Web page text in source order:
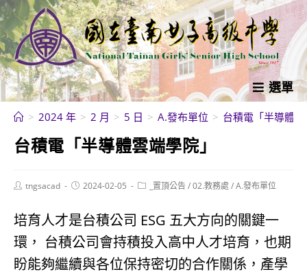
跳
轉
至
主
要
內
選單
> 2024 年 > 2 月 > 5 日 > A.發布單位 > 台積電「半導體
台積電「半導體雲端學院」
Posttngsacad
Post2024-02-05
Post _置頂公告/02.教務處 /A.發布單位
培育人才是台積公司 ESG 五大方向的關鍵一
環， 台積公司會持積投入高中人才培育，也期
盼能夠繼續與各位保持密切的合作關係，產學